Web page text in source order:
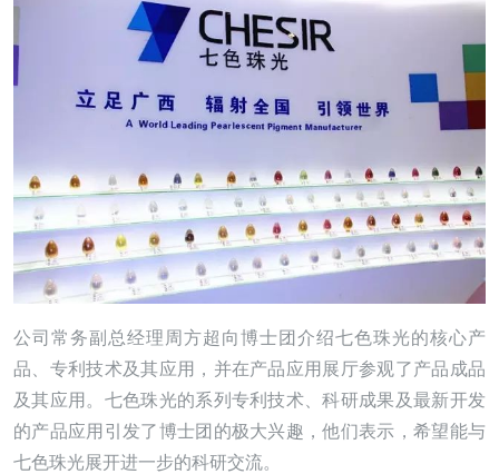
公司常务副总经理周方超向博士团介绍七色珠光的核心产
品、专利技术及其应用，并在产品应用展厅参观了产品成品
及其应用。七色珠光的系列专利技术、科研成果及最新开发
的产品应用引发了博士团的极大兴趣，他们表示，希望能与
七色珠光展开进一步的科研交流。